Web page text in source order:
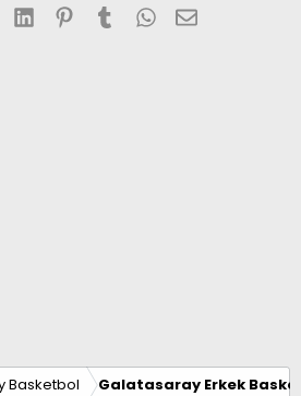
LinkedInPinterest
TumblrWhatsApp
E-posta
Basketbol Galatasaray Erkek